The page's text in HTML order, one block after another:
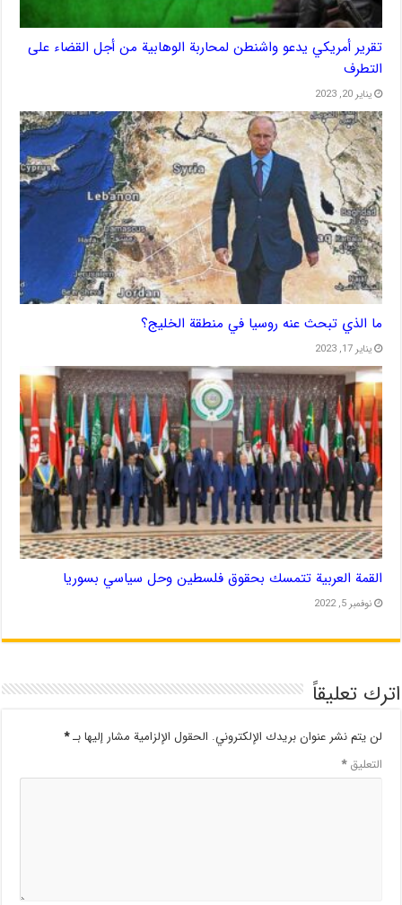
تقرير أمريكي يدعو واشنطن لمحاربة الوهابية من أجل القضاء على
التطرف
يناير 20, 2023
ما الذي تبحث عنه روسيا في منطقة الخليج؟
يناير 17, 2023
القمة العربية تتمسك بحقوق فلسطين وحل سياسي بسوريا
نوفمبر 5, 2022
اترك تعليقاً
لن يتم نشر عنوان بريدك الإلكتروني. الحقول الإلزامية مشار إليها بـ*
التعليق*